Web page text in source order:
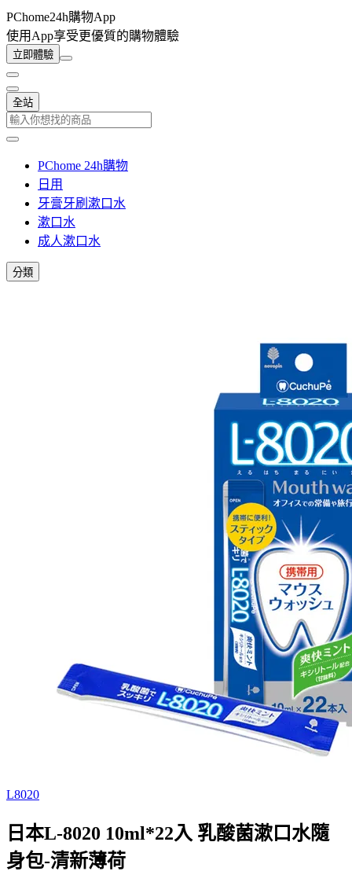
PChome24h購物App
使用App享受更優質的購物體驗
立即體驗
全站
PChome 24h購物
日用
牙膏牙刷漱口水
漱口水
成人漱口水
分類
L8020
日本L-8020 10ml*22入 乳酸菌漱口水隨
身包-清新薄荷